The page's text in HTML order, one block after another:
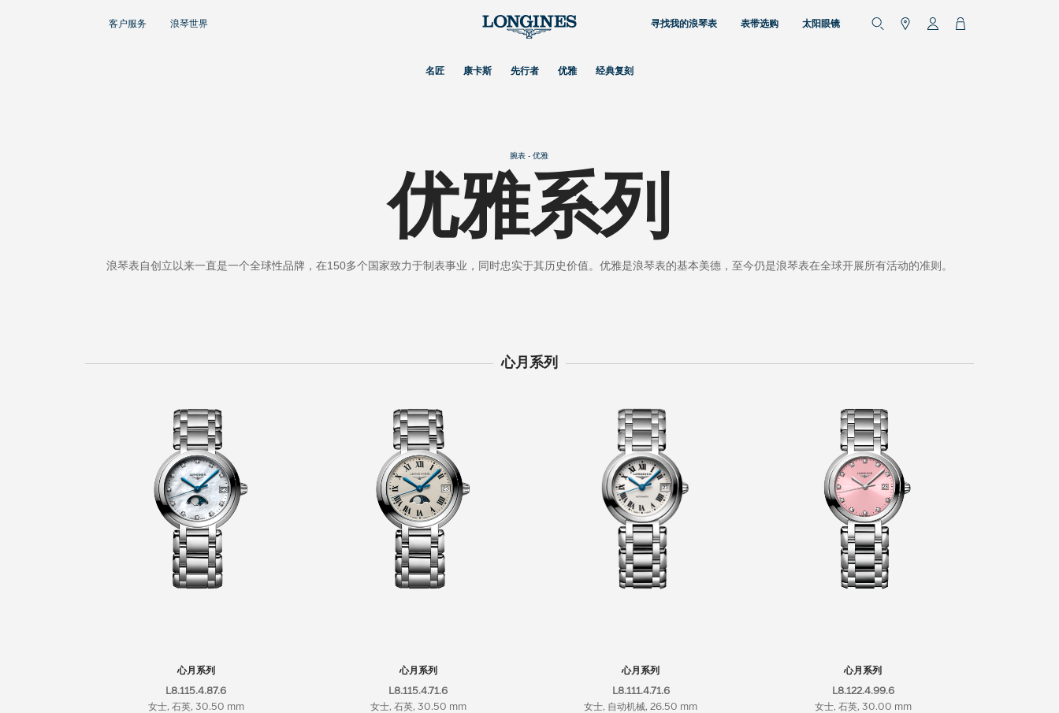
客户服务 浪琴世界 寻找我的浪琴表 表带选购 太阳眼镜
名匠 康卡斯 先行者 优雅 经典复刻
浪琴
腕表 - 优雅
优雅系列
浪琴表自创立以来一直是一个全球性品牌，在150多个国家致力于制表事业，同时忠实于其历史价值。优雅是浪琴表的基本美德，至今仍是浪琴表在全球开展所有活动的准则。
心月系列
心月系列
L8.115.4.87.6
女士, 石英, 30.50 mm
心月系列
L8.115.4.71.6
女士, 石英, 30.50 mm
心月系列
L8.111.4.71.6
女士, 自动机械, 26.50 mm
心月系列
L8.122.4.99.6
女士, 石英, 30.00 mm